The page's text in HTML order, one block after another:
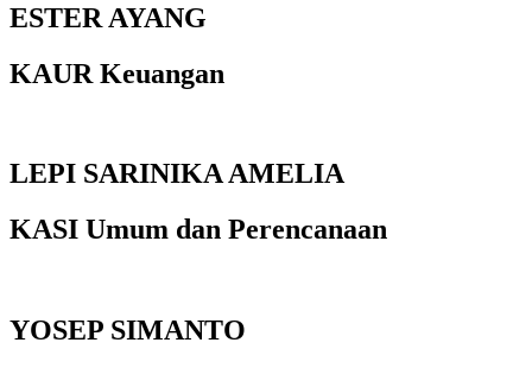
ESTER AYANG
KAUR Keuangan
LEPI SARINIKA AMELIA
KASI Umum dan Perencanaan
YOSEP SIMANTO